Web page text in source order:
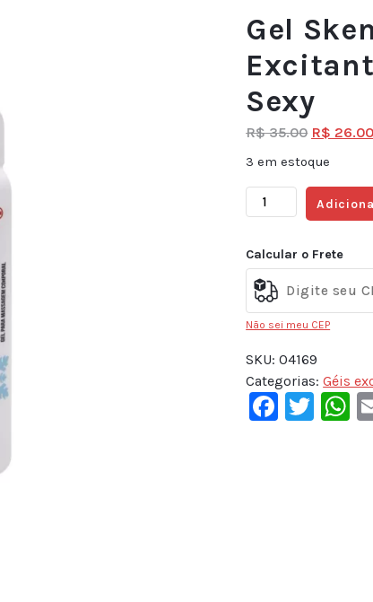
Gel
Sexy
R$35.00 R$ 26.00
3 em estoque
Calcular o Frete
Não sei meu CEP
SKU:04169
Categorias:Géis